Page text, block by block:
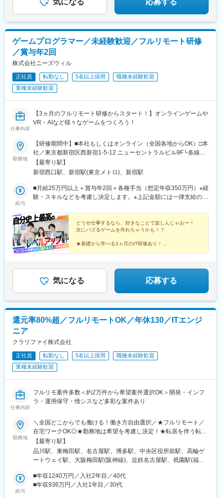
(埼玉県)、北与野駅、南浦和駅、土呂駅、浦和美園駅、北戸田駅、
大岡駅、新横浜駅、京急東神奈川駅、三ツ境駅、新高島駅、あざ
み野駅、中田駅(神奈川県)、京急鶴見駅、センター南駅、弘明寺駅
(横浜市営)、保土ケ谷駅、長津田駅、海老名駅(相模線)、大船駅、
本厚木駅、宮前平駅、尻手駅、溝の口駅、京急川崎駅、向ケ丘遊
奈川県)、相模大塚駅、藤沢本町駅、平塚駅、静岡駅、浜松駅、京
成八幡駅、京成津田沼駅、松戸駅、京成稲毛駅、京成幕張駅、都
船駅、富木駅、高槻駅、堺東駅、鳳駅、深井駅、北野田駅、光明
池駅、萩原天神駅、なかもず駅、忍ケ丘駅、河内松原駅、香里園
堺線)、森小路駅、弁天町駅、安治川口駅、住吉鳥居前駅、トレー
ドセンター前駅、京橋駅(大阪府)、今里駅(近鉄線)、九条駅(大阪
府)、今池駅(大阪府)、姫島駅、木津川駅、なんば駅(地下鉄)、鶴見
緑地駅、鶴橋駅、桜ノ宮駅、東部市場前駅、今里駅(地下鉄)、淡路
駅、福島駅(大阪環状線)、平野駅(関西本線)、西梅田駅、南方駅(大
阪府)、今宮戎駅、住道駅、石橋阪大前駅、布施駅、河内国分駅、
久宝寺駅、富田林駅、少路駅、枚方市駅、箕面駅、和泉府中駅、
分寺駅、国立駅、狛江駅、渋谷駅、武蔵小金井駅、小川駅(東京
都)、新宿三丁目駅、荻窪駅、三軒茶屋駅、東京駅、北千住駅、上
野御徒町駅、京急蒲田駅、茅場町駅、東中野駅、町田駅、新秋津
駅、ときわ台駅(東京都)、立会川駅、府中競馬正門前駅、後楽園
駅、都電雑司ケ谷駅、王子神谷駅、押上駅、自由が丘駅、立川北
田駅(奈良県)、天理駅、奈良駅、七隈駅、九大学研都市駅、西新
駅、天神駅、西鉄香椎駅、高宮駅(福岡県)、博多駅、戸畑駅、若松
駅、下曽根駅、小倉駅(福岡県)、折尾駅、八幡駅(福岡県)、門司港
駅、芦屋駅(東海道本線)、伊丹駅(福知山線)、板宿駅、滝の茶屋
駅、西神中央駅、三ノ宮駅、新長田駅、御影駅(兵庫県・阪神線)、
王子公園駅、新開地駅、有馬温泉駅、甲子園駅、尼崎駅(東海道本
旭山公園通駅、篠路駅、新道東駅、白石駅(函館本線)、美園駅、日
赤病院前駅、矢賀駅、広大附属学校前駅、草津駅(広島県)、大原駅
(広島県)、陸前落合駅、陸前高砂駅、六丁の目駅、長町南駅、新静
岡駅、由比駅、天竜川駅、高塚駅、豊栄駅、東新潟駅、亀田駅、
柳川駅、東山・おかでんミュージアム駅、長船駅、植木駅、新水
前寺駅、東海学園前駅、健軍町駅、中目黒駅、大阪梅田駅(阪急
線)、伏見駅(愛知県)、近鉄弥富駅、名鉄一宮駅、小牧口駅、多屋
駅、上前津駅、荒子駅、名鉄名古屋駅、原駅(愛知県)、大曽根駅、
本笠寺駅、熱田駅、志賀本通駅、岡山駅、仙台駅(地下鉄)、熊本駅
前駅、さいたま新都心駅、本川越駅、金沢八景駅(京急線)、東神奈
川駅、高島町駅、桜木町駅、鶴見駅、蒔田駅、宮崎台駅、高津駅
(神奈川県)、川崎駅、登戸駅、武蔵小杉駅、淵野辺駅、新浜松駅、
駅、東葉勝田台駅、貝塚市役所前駅、岸和田駅、河内森駅、高槻
市駅、中百舌鳥駅、阿倍野駅(地下鉄)、千林大宮駅、住吉大社駅、
ゲームプログラマー／未経験歓迎／フルリモート研修
／賞与年2回
株式会社ニーズウィル
正社員 転勤なし 5名以上採用
職種未経験歓迎
業種未経験歓迎
仕事内容
【3ヵ月のフルリモート研修からスタート！】オンラインゲームや
VR・AIなど様々なゲームをつくろう！
勤務地
【研修期間中】■本社もしくはオンライン（全国各地からOK）□本
社／東京都新宿区西新宿1-5-12 ニューセントラルビル9F└各線
「新宿」駅より徒歩3分└都営大江戸線「新宿西口」駅より徒歩2
分【研修終了後】■東京23区を中心とした全国各地のITプロジェク
ん。※すべて徒歩10分以内の駅チカオフィスです。※フルリモー
ト・在宅勤務はプロジェクトによって異なります。
【最寄り駅】
新宿西口駅、新宿駅(東京メトロ)、新宿駅
給与
■月給25万円以上＋賞与年2回＋各種手当（想定年収350万円）※経
験・スキルなどを考慮し決定します。※上記金額には一律支給の住
（期間中は月給23万円以上で、その他の待遇に変更なし）☆経験
がある方は、現職・前職給与を考慮します。☆明確な評価制度あ
り。個人の頑張りに応じて評価します。【年収例】年収350万円
（経験0年）年収450万円（経験1年）年収600万円（経験2年）
どうせ仕事するなら、好きなことで楽しんじゃおー！
次にバズるゲームを作れちゃうかも！？
★基礎から学べる3ヵ月のIT研修あり！
気になる 応募する
還元率80%超／フルリモートOK／年休130／ITエンジ
ニア
クラリファイ株式会社
正社員 転勤なし 5名以上採用
職種未経験歓迎
業種未経験歓迎
仕事内容
フルリモ案件多数＜約2万件から希望案件選択OK＞開発・インフ
ラ・運用保守・情シスなど多彩な案件あり
勤務地
＼全国どこからでも働ける！働き方自由選択／★フルリモート／
在宅ワークOK◎★勤務地は希望を考慮し決定！★転居を伴う転勤
なし★東京・大阪・名古屋・北海道・福岡など、全国の希望勤務
地で勤務可能！★上京・地方移住など、ライフスタイルに合わせ
た働き方も実現できます！★U/Iターン歓迎！★自動車通勤可能
阪支社】大阪府大阪市北区梅田1-12-12 東京建物梅田ビル12F【名
古屋支社】愛知県名古屋市西区名駅1-1-17 名駅ダイヤメイテツビ
【最寄り駅】
品川駅、東梅田駅、名古屋駅、博多駅、中央区役所前駅、高輪ゲ
ートウェイ駅、大阪梅田駅(阪神線)、近鉄名古屋駅、祇園駅(福岡
８丁目駅
給与
■年収1240万円／入社2年目／40代
■年収936万円／入社1年目／30代